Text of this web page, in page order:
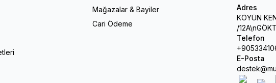
Mağazalar & Bayiler
Cari Ödeme
Adres
KÖYÜN
/
Telefon
E-Posta